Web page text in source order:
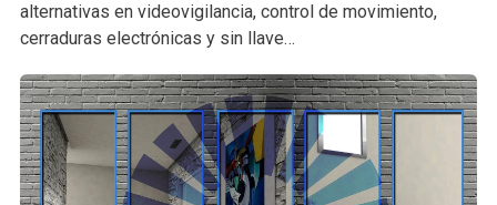
alternativas en videovigilancia, control de movimiento,
cerraduras electrónicas y sin llave…